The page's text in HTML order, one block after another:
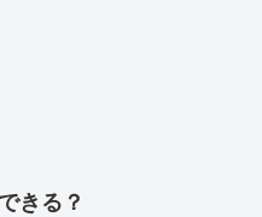
きる？